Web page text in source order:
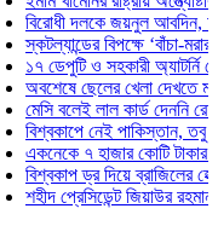
বিরোধী দলকে জয়নুল আবদিন,
স্কটল্যান্ডের বিপক্ষে ‘বাঁচা-মরার
১৭ ডেপুটি ও সহকারী অ্যাটর্নি
অবশেষে ছেলের খেলা দেখতে মাঠে
মেসি বলেই লাল কার্ড দেননি রেফারি!
বিশ্বকাপে নেই পাকিস্তান, তবু
একনেকে ৭ হাজার কোটি টাকার ৫
বিশ্বকাপ ড্র দিয়ে ব্রাজিলের হেক্সা
শহীদ প্রেসিডেন্ট জিয়াউর রহমান